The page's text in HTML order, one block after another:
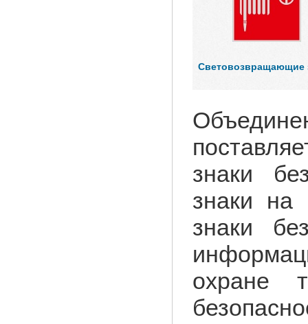
Световозвращающие
знаки
знаки на
знаки
охране